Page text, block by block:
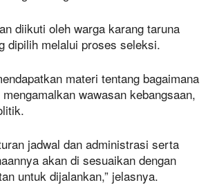
diikuti oleh warga karang taruna
dipilih melalui proses seleksi.
materi tentang bagaimana
wawasan kebangsaan,
jadwal dan administrasi serta
akan di sesuaikan dengan
untuk dijalankan,” jelasnya.